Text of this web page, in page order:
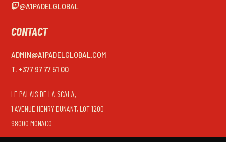
@A1PADELGLOBAL
CONTACT
ADMIN@A1PADELGLOBAL.COM
T. +377 97 77 51 00
LE PALAIS DE LA SCALA,
1 AVENUE HENRY DUNANT, LOT 1200
98000 MONACO